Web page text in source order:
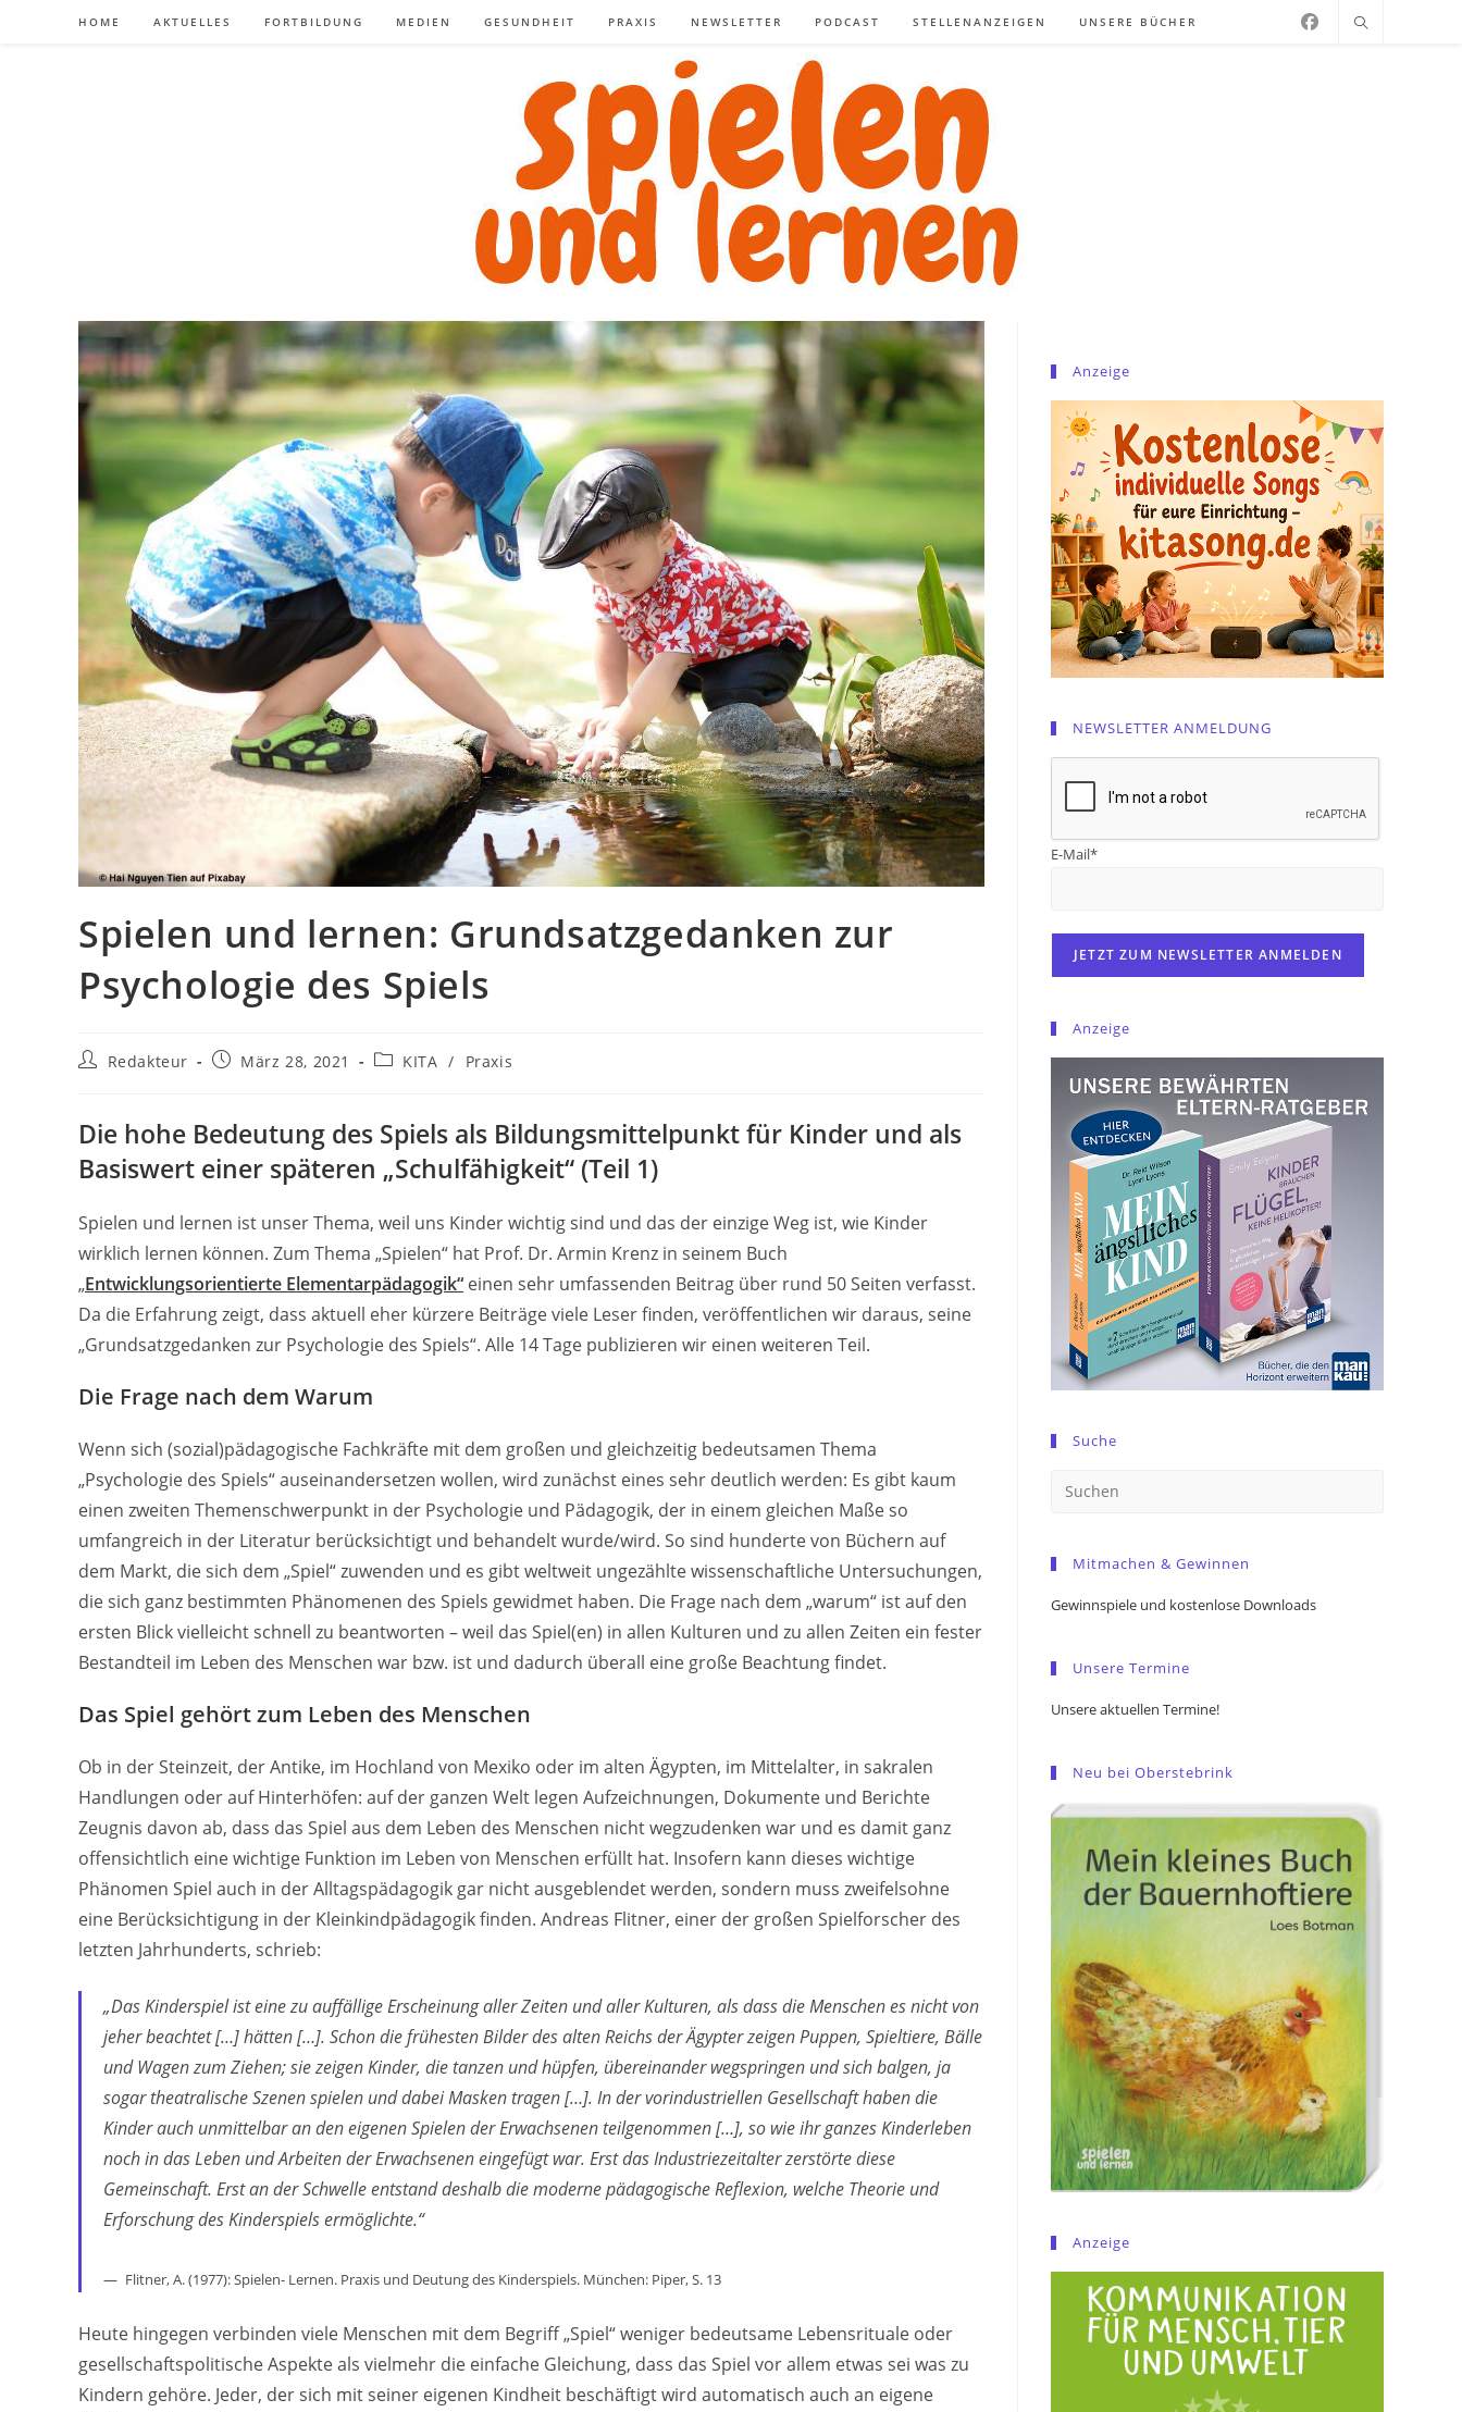
HOME AKTUELLES FORTBILDUNG MEDIEN GESUNDHEIT PRAXIS NEWSLETTER PODCAST STELLENANZEIGEN UNSERE BÜCHER
Spielen und lernen: Grundsatzgedanken zur
Psychologie des Spiels
Beitrags-
Redakteur
BeitragMärz 28, 2021
Beitrags-
KITA / Praxis
Die hohe Bedeutung des Spiels als Bildungsmittelpunkt für Kinder und als
Basiswert einer späteren „Schulfähigkeit“ (Teil 1)
Spielen und lernen ist unser Thema, weil uns Kinder wichtig sind und das der einzige Weg ist, wie Kinder
wirklich lernen können. Zum Thema „Spielen“ hat Prof. Dr. Armin Krenz in seinem Buch
„Entwicklungsorientierte Elementarpädagogik“ einen sehr umfassenden Beitrag über rund 50 Seiten verfasst.
Da die Erfahrung zeigt, dass aktuell eher kürzere Beiträge viele Leser finden, veröffentlichen wir daraus, seine
„Grundsatzgedanken zur Psychologie des Spiels“. Alle 14 Tage publizieren wir einen weiteren Teil.
Die Frage nach dem Warum
Wenn sich (sozial)pädagogische Fachkräfte mit dem großen und gleichzeitig bedeutsamen Thema
„Psychologie des Spiels“ auseinandersetzen wollen, wird zunächst eines sehr deutlich werden: Es gibt kaum
einen zweiten Themenschwerpunkt in der Psychologie und Pädagogik, der in einem gleichen Maße so
umfangreich in der Literatur berücksichtigt und behandelt wurde/wird. So sind hunderte von Büchern auf
dem Markt, die sich dem „Spiel“ zuwenden und es gibt weltweit ungezählte wissenschaftliche Untersuchungen,
die sich ganz bestimmten Phänomenen des Spiels gewidmet haben. Die Frage nach dem „warum“ ist auf den
ersten Blick vielleicht schnell zu beantworten – weil das Spiel(en) in allen Kulturen und zu allen Zeiten ein fester
Bestandteil im Leben des Menschen war bzw. ist und dadurch überall eine große Beachtung findet.
Das Spiel gehört zum Leben des Menschen
Ob in der Steinzeit, der Antike, im Hochland von Mexiko oder im alten Ägypten, im Mittelalter, in sakralen
Handlungen oder auf Hinterhöfen: auf der ganzen Welt legen Aufzeichnungen, Dokumente und Berichte
Zeugnis davon ab, dass das Spiel aus dem Leben des Menschen nicht wegzudenken war und es damit ganz
offensichtlich eine wichtige Funktion im Leben von Menschen erfüllt hat. Insofern kann dieses wichtige
Phänomen Spiel auch in der Alltagspädagogik gar nicht ausgeblendet werden, sondern muss zweifelsohne
eine Berücksichtigung in der Kleinkindpädagogik finden. Andreas Flitner, einer der großen Spielforscher des
letzten Jahrhunderts, schrieb:
„Das Kinderspiel ist eine zu auffällige Erscheinung aller Zeiten und aller Kulturen, als dass die Menschen es nicht von
jeher beachtet […] hätten […]. Schon die frühesten Bilder des alten Reichs der Ägypter zeigen Puppen, Spieltiere, Bälle
und Wagen zum Ziehen; sie zeigen Kinder, die tanzen und hüpfen, übereinander wegspringen und sich balgen, ja
sogar theatralische Szenen spielen und dabei Masken tragen […]. In der vorindustriellen Gesellschaft haben die
Kinder auch unmittelbar an den eigenen Spielen der Erwachsenen teilgenommen […], so wie ihr ganzes Kinderleben
noch in das Leben und Arbeiten der Erwachsenen eingefügt war. Erst das Industriezeitalter zerstörte diese
Gemeinschaft. Erst an der Schwelle entstand deshalb die moderne pädagogische Reflexion, welche Theorie und
Erforschung des Kinderspiels ermöglichte.“
Flitner, A. (1977): Spielen- Lernen. Praxis und Deutung des Kinderspiels. München: Piper, S. 13
Heute hingegen verbinden viele Menschen mit dem Begriff „Spiel“ weniger bedeutsame Lebensrituale oder
gesellschaftspolitische Aspekte als vielmehr die einfache Gleichung, dass das Spiel vor allem etwas sei was zu
Kindern gehöre. Jeder, der sich mit seiner eigenen Kindheit beschäftigt wird automatisch auch an eigene
Anzeige
NEWSLETTER ANMELDUNG
E-Mail*
Anzeige
Suche
Mitmachen & Gewinnen
Gewinnspiele und kostenlose Downloads
Unsere Termine
Unsere aktuellen Termine!
Neu bei Oberstebrink
Anzeige